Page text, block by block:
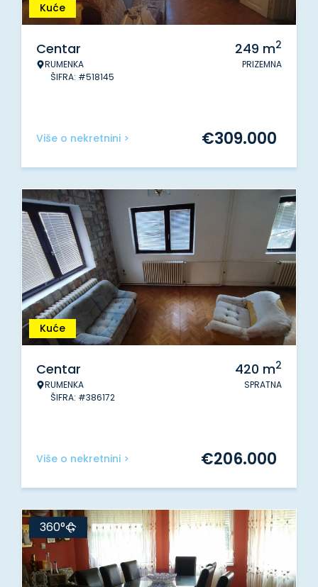
Kuće
Centar
RUMENKA
ŠIFRA: #518145
249 m2
PRIZEMNA
Više o nekretnini > €309.000
Kuće
Centar
RUMENKA
ŠIFRA: #386172
420 m2
SPRATNA
Više o nekretnini > €206.000
360°